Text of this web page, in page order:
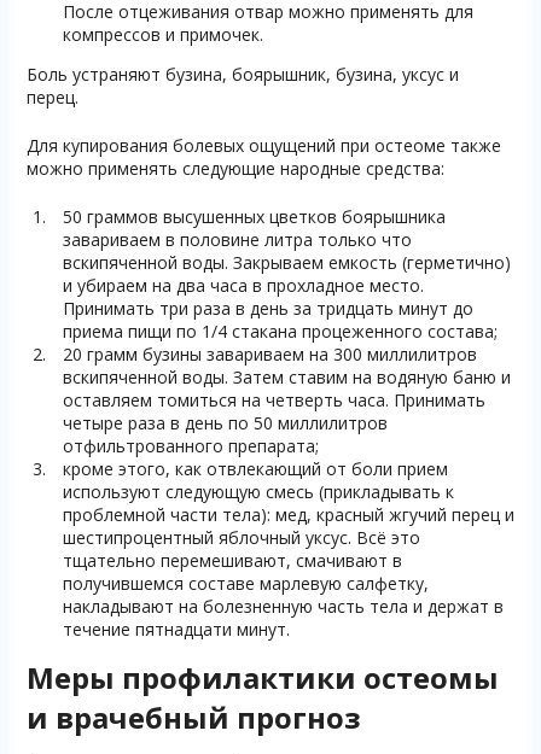
После отцеживания отвар можно применять для
компрессов и примочек.
Боль устраняют бузина, боярышник, бузина, уксус и
перец.
Для купирования болевых ощущений при остеоме также
можно применять следующие народные средства:
50 граммов высушенных цветков боярышника
завариваем в половине литра только что
вскипяченной воды. Закрываем емкость (герметично)
и убираем на два часа в прохладное место.
Принимать три раза в день за тридцать минут до
приема пищи по 1/4 стакана процеженного состава;
20 грамм бузины завариваем на 300 миллилитров
вскипяченной воды. Затем ставим на водяную баню и
оставляем томиться на четверть часа. Принимать
четыре раза в день по 50 миллилитров
отфильтрованного препарата;
кроме этого, как отвлекающий от боли прием
используют следующую смесь (прикладывать к
проблемной части тела): мед, красный жгучий перец и
шестипроцентный яблочный уксус. Всё это
тщательно перемешивают, смачивают в
получившемся составе марлевую салфетку,
накладывают на болезненную часть тела и держат в
течение пятнадцати минут.
Меры профилактики остеомы
и врачебный прогноз